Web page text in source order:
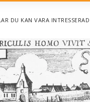
DU KAN VARA